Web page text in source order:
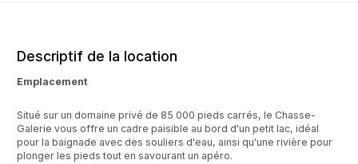
Descriptif de la location
Emplacement
Situé sur un domaine privé de 85 000 pieds carrés, le Chasse-
Galerie vous offre un cadre paisible au bord d'un petit lac, idéal
pour la baignade avec des souliers d'eau, ainsi qu'une rivière pour
plonger les pieds tout en savourant un apéro.